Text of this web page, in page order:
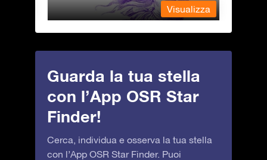
Visualizza
Guarda la tua stella
con l’App OSR Star
Finder!
Cerca, individua e osserva la tua stella
con l’App OSR Star Finder. Puoi